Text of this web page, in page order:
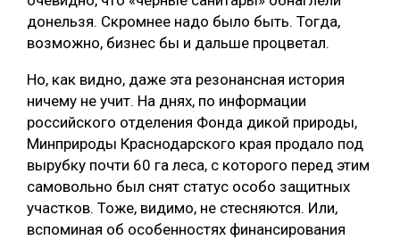
донельзя. Скромнее надо было быть. Тогда,
возможно, бизнес бы и дальше процветал.
Но, как видно, даже эта резонансная история
ничему не учит. На днях, по информации
российского отделения Фонда дикой природы,
Минприроды Краснодарского края продало под
вырубку почти 60 га леса, с которого перед этим
самовольно был снят статус особо защитных
участков. Тоже, видимо, не стесняются. Или,
вспоминая об особенностях финансирования